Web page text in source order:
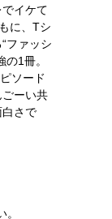
イケて
に、Tシ
ファッシ
1冊。
ソード
ーい共
さで